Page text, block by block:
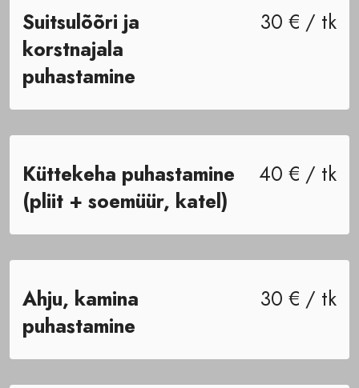
Suitsulõõri ja
korstnajala
puhastamine
30 € / tk
Küttekeha puhastamine
(pliit + soemüür, katel)
40 € / tk
Ahju, kamina
puhastamine
30 € / tk